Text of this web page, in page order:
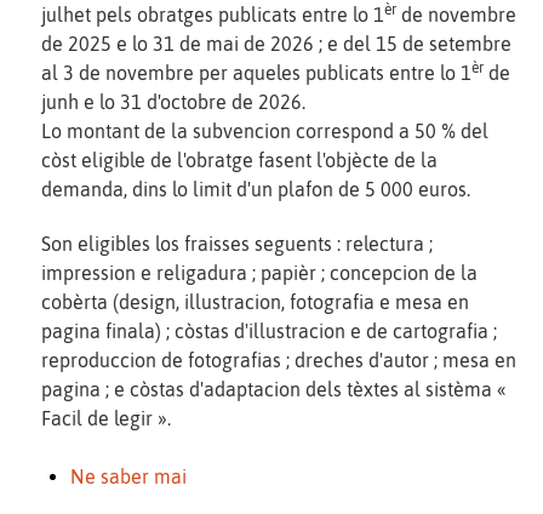
julhet pels obratges publicats entre lo 1èr de novembre
de 2025 e lo 31 de mai de 2026 ; e del 15 de setembre
al 3 de novembre per aqueles publicats entre lo 1èr de
junh e lo 31 d'octobre de 2026.
Lo montant de la subvencion correspond a 50 % del
còst eligible de l'obratge fasent l'objècte de la
demanda, dins lo limit d'un plafon de 5 000 euros.
Son eligibles los fraisses seguents : relectura ;
impression e religadura ; papièr ; concepcion de la
cobèrta (design, illustracion, fotografia e mesa en
pagina finala) ; còstas d'illustracion e de cartografia ;
reproduccion de fotografias ; dreches d'autor ; mesa en
pagina ; e còstas d'adaptacion dels tèxtes al sistèma «
Facil de legir ».
Ne saber mai